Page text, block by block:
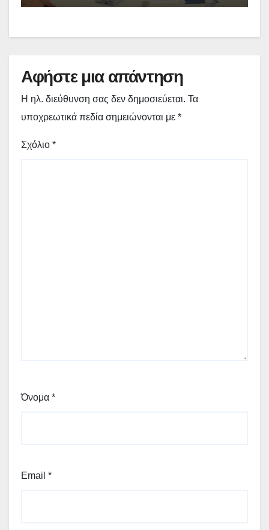
κυβερνητική περιοδεία –
Αφήστε μια απάντηση
Η ηλ. διεύθυνση σας δεν δημοσιεύεται. Τα
υποχρεωτικά πεδία σημειώνονται με *
Σχόλιο *
Όνομα *
Email *